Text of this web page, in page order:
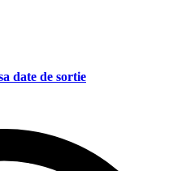
date de sortie